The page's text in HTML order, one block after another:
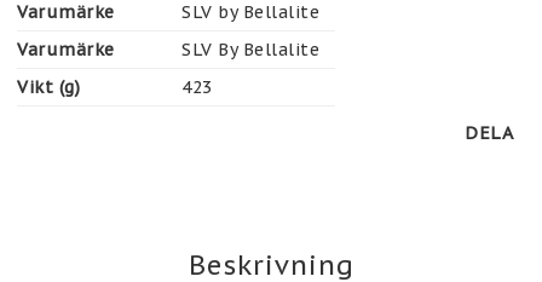
Varumärke
SLV by Bellalite
Varumärke
SLV By Bellalite
Vikt (g)
423
DELA
Beskrivning